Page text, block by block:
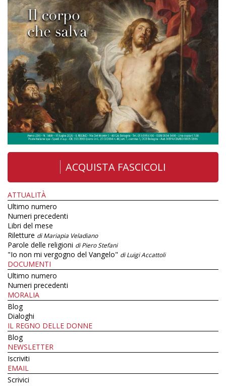
ACQUISTA FASCICOLI
ATTUALITÀ
Ultimo numero
Numeri precedenti
Libri del mese
Riletture di Mariapia Veladiano
Parole delle religioni di Piero Stefani
"Io non mi vergogno del Vangelo" di Luigi Accattoli
DOCUMENTI
Ultimo numero
Numeri precedenti
MORALIA
Blog
Dialoghi
IL REGNO DELLE DONNE
Blog
NEWSLETTER
Iscriviti
EMAIL
Scrivici